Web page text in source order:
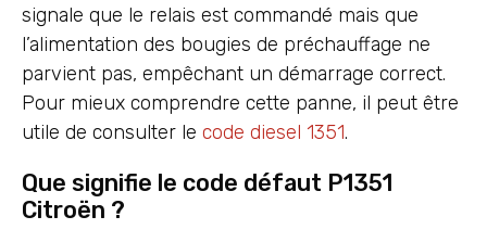
signale que le relais est commandé mais que
l’alimentation des bougies de préchauffage ne
parvient pas, empêchant un démarrage correct.
Pour mieux comprendre cette panne, il peut être
utile de consulter le code diesel 1351.
Que signifie le code défaut P1351
Citroën ?